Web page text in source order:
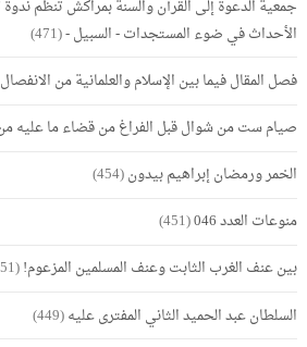
جمعية الدعوة إلى القرآن والسنة بمراكش تنظم
الأحداث في ضوء المستجدات - السبيل -(471)
فصل المقال فيما بين الإسلام والعلمانية من
صيام ست من شوال قبل الفراغ من قضاء ما عليه
الخمر ورمضان إبراهيم بيدون(454)
منوعات العدد 046
(451)
بين عنف الغرب الثابت وعنف المسلمين المزعوم!(451)
السلطان عبد الحميد الثاني المفترى عليه(449)